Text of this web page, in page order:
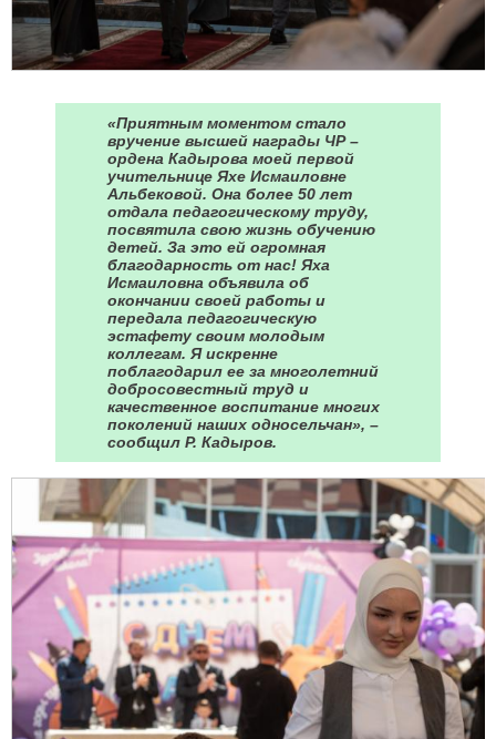
«Приятным моментом стало
вручение высшей награды ЧР –
ордена Кадырова моей первой
учительнице Яхе Исмаиловне
Альбековой. Она более 50 лет
отдала педагогическому труду,
посвятила свою жизнь обучению
детей. За это ей огромная
благодарность от нас! Яха
Исмаиловна объявила об
окончании своей работы и
передала педагогическую
эстафету своим молодым
коллегам. Я искренне
поблагодарил ее за многолетний
добросовестный труд и
качественное воспитание многих
поколений наших односельчан», –
сообщил Р. Кадыров.